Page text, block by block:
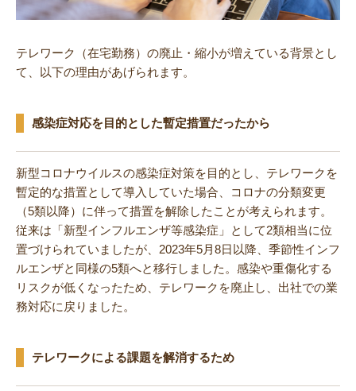
テレワーク（在宅勤務）の廃止・縮小が増えている背景とし
て、以下の理由があげられます。
感染症対応を目的とした暫定措置だったから
新型コロナウイルスの感染症対策を目的とし、テレワークを
暫定的な措置として導入していた場合、コロナの分類変更
（5類以降）に伴って措置を解除したことが考えられます。
従来は「新型インフルエンザ等感染症」として2類相当に位
置づけられていましたが、2023年5月8日以降、季節性インフ
ルエンザと同様の5類へと移行しました。感染や重傷化する
リスクが低くなったため、テレワークを廃止し、出社での業
務対応に戻りました。
テレワークによる課題を解消するため